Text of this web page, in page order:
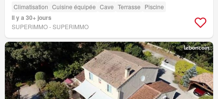
Climatisation Cuisine équipée Cave Terrasse Piscine
Il y a 30+ jours
SUPERIMMO - SUPERIMMO